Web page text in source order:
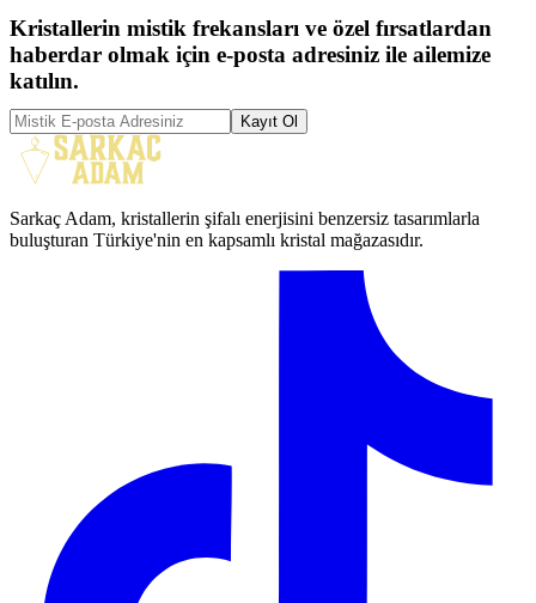
Kristallerin mistik frekansları ve özel fırsatlardan
haberdar olmak için e-posta adresiniz ile ailemize
katılın.
Kayıt Ol
Sarkaç Adam, kristallerin şifalı enerjisini benzersiz tasarımlarla
buluşturan Türkiye'nin en kapsamlı kristal mağazasıdır.